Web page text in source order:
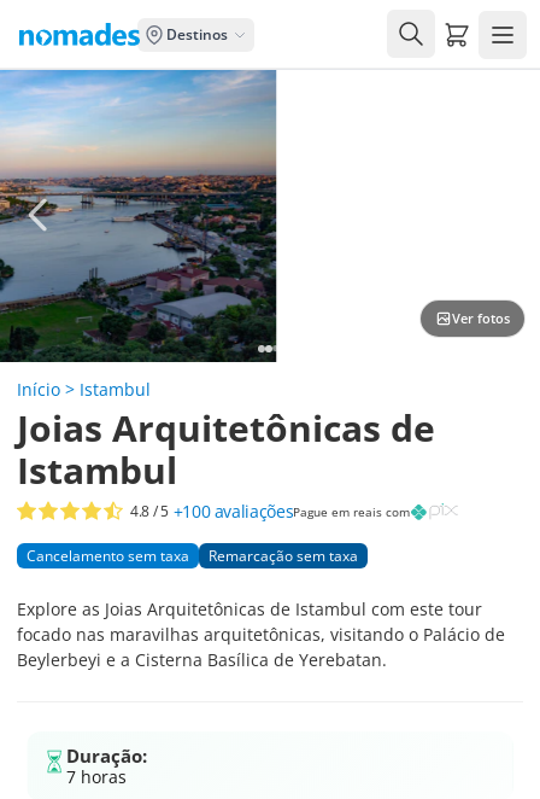
Destinos Carrito
Ver fotos
Início > Istambul
Joias Arquitetônicas de
Istambul
4.8/ 5 +100 avaliaçõesPague em reais com
Cancelamento sem taxa Remarcação sem taxa
Explore as Joias Arquitetônicas de Istambul com este tour
focado nas maravilhas arquitetônicas, visitando o Palácio de
Beylerbeyi e a Cisterna Basílica de Yerebatan.
Duração:
7 horas